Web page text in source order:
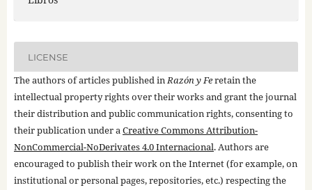
LICENSE
The authors of articles published inRazón y Feretain the
intellectual property rights over their works and grant the journal
their distribution and public communication rights, consenting to
their publication under aCreative Commons Attribution-
NonCommercial-NoDerivates 4.0 Internacional. Authors are
encouraged to publish their work on the Internet (for example, on
institutional or personal pages, repositories, etc.) respecting the